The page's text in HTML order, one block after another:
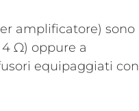
amplificatore) sono
Ω) oppure a
equipaggiati con